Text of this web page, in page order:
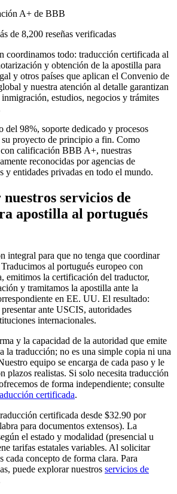
A+ de BBB
de 8,200 reseñas verificadas
coordinamos todo: traducción certificada al
y obtención de la apostilla para
y otros países que aplican el Convenio de
y nuestra atención al detalle garantizan
estudios, negocios y trámites
del 98%, soporte dedicado y procesos
proyecto de principio a fin. Como
calificación BBB A+, nuestras
reconocidas por agencias de
y entidades privadas en todo el mundo.
servicios de
apostilla al portugués
integral para que no tenga que coordinar
al portugués europeo con
emitimos la certificación del traductor,
y tramitamos la apostilla ante la
en EE. UU. El resultado:
ante USCIS, autoridades
internacionales.
y la capacidad de la autoridad que emite
la traducción; no es una simple copia ni una
equipo se encarga de cada paso y le
plazos realistas. Si solo necesita traducción
de forma independiente; consulte
certificada.
certificada desde $32.90 por
para documentos extensos). La
el estado y modalidad (presencial u
tarifas estatales variables. Al solicitar
cada concepto de forma clara. Para
puede explorar nuestros servicios de